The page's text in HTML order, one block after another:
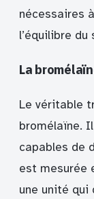
nécessaires
l’équilibre du
La
Le véritable
bromélaïne. Il
capables de
est mesurée
une unité